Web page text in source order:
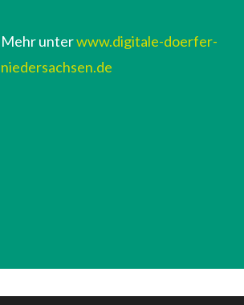
Mehr unterwww.digitale-doerfer-
niedersachsen.de